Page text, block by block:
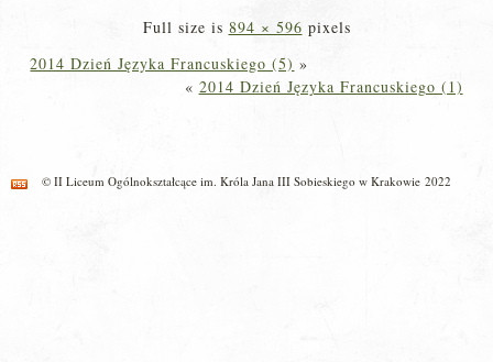
Full size is 894 × 596 pixels
2014 Dzień Języka Francuskiego (5) »
« 2014 Dzień Języka Francuskiego (1)
© II Liceum Ogólnokształcące im. Króla Jana III Sobieskiego w Krakowie 2022